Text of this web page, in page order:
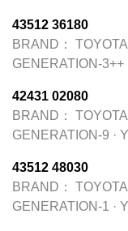
43512 36180
BRAND：
TOYOTA
GENERATION-3++
42431 02080
BRAND：
TOYOTA
GENERATION-9 ·
43512 48030
BRAND：
TOYOTA
GENERATION-1 ·